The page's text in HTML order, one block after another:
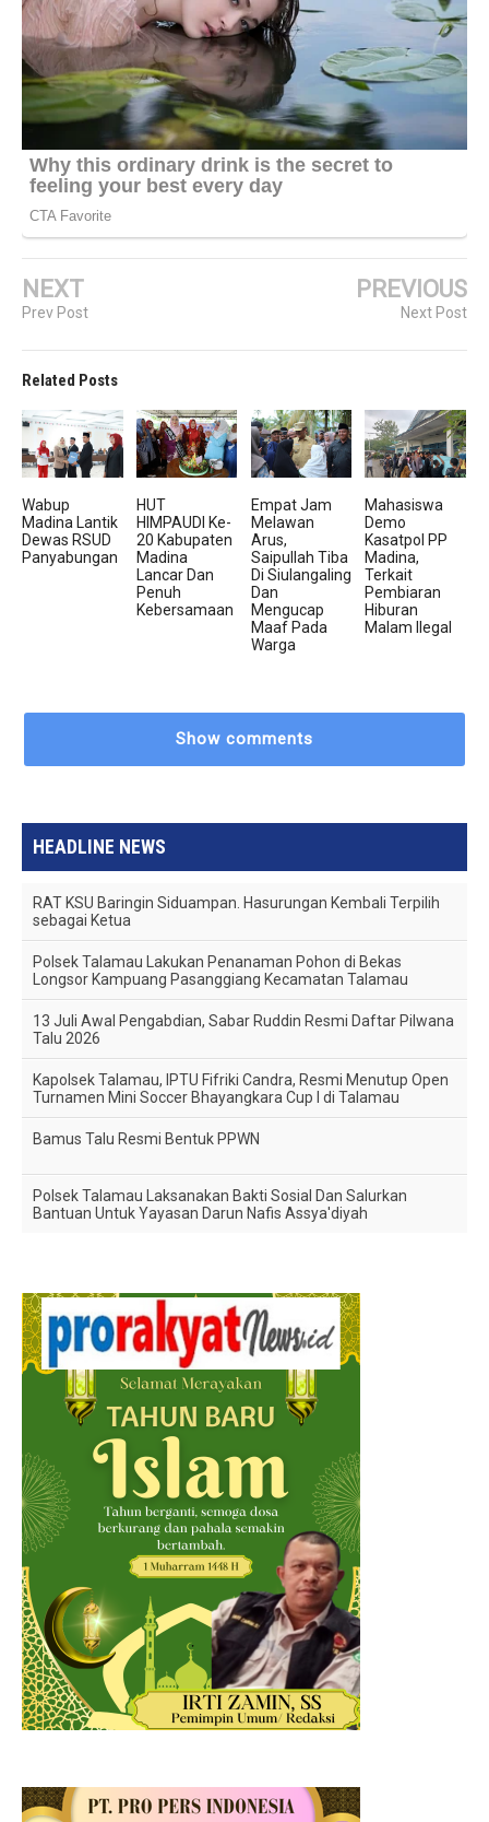
NEXT
Prev Post
PREVIOUS
Next Post
Related Posts
Wabup
Madina Lantik
Dewas RSUD
Panyabungan
HUT
HIMPAUDI Ke-
20 Kabupaten
Madina
Lancar Dan
Penuh
Kebersamaan
Empat Jam
Melawan
Arus,
Saipullah Tiba
Di Siulangaling
Dan
Mengucap
Maaf Pada
Warga
Mahasiswa
Demo
Kasatpol PP
Madina,
Terkait
Pembiaran
Hiburan
Malam Ilegal
Show comments
HEADLINE NEWS
RAT KSU Baringin Siduampan. Hasurungan Kembali Terpilih
sebagai Ketua
Polsek Talamau Lakukan Penanaman Pohon di Bekas
Longsor Kampuang Pasanggiang Kecamatan Talamau
13 Juli Awal Pengabdian, Sabar Ruddin Resmi Daftar Pilwana
Talu 2026
Kapolsek Talamau, IPTU Fifriki Candra, Resmi Menutup Open
Turnamen Mini Soccer Bhayangkara Cup I di Talamau
Bamus Talu Resmi Bentuk PPWN
Polsek Talamau Laksanakan Bakti Sosial Dan Salurkan
Bantuan Untuk Yayasan Darun Nafis Assya'diyah